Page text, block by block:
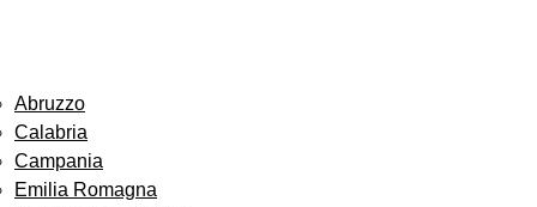
Abruzzo
Calabria
Campania
Emilia Romagna